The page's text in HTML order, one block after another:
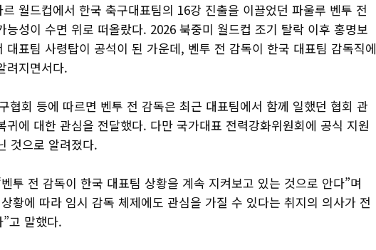
월드컵에서 한국 축구대표팀의 16강 진출을 이끌었던 파울루 벤투 전
능성이 수면 위로 떠올랐다. 2026 북중미 월드컵 조기 탈락 이후 홍명보
대표팀 사령탑이 공석이 된 가운데, 벤투 전 감독이 한국 대표팀 감독직에
려지면서다.
협회 등에 따르면 벤투 전 감독은 최근 대표팀에서 함께 일했던 협회 관
귀에 대한 관심을 전달했다. 다만 국가대표 전력강화위원회에 공식 지원
것으로 알려졌다.
투 전 감독이 한국 대표팀 상황을 계속 지켜보고 있는 것으로 안다”며
황에 따라 임시 감독 체제에도 관심을 가질 수 있다는 취지의 의사가 전
고 말했다.